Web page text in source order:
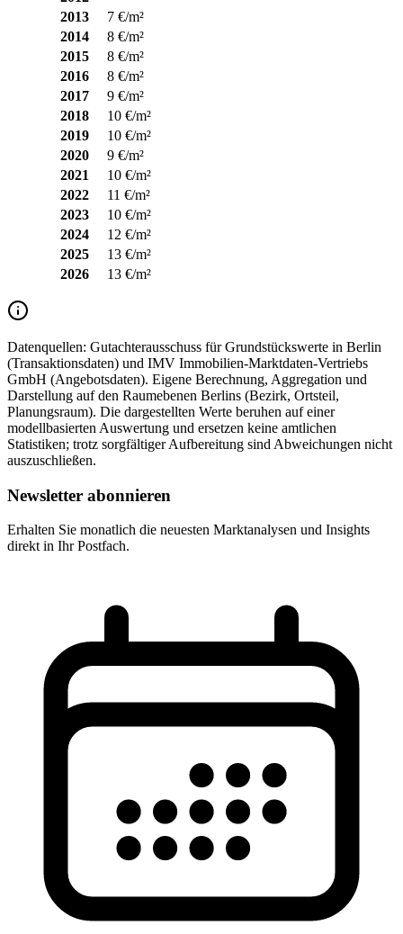
2013
7 €/m²
2014
8 €/m²
2015
8 €/m²
2016
8 €/m²
2017
9 €/m²
2018
10 €/m²
2019
10 €/m²
2020
9 €/m²
2021
10 €/m²
2022
11 €/m²
2023
10 €/m²
2024
12 €/m²
2025
13 €/m²
2026
13 €/m²
Datenquellen: Gutachterausschuss für Grundstückswerte in Berlin
(Transaktionsdaten) und IMV Immobilien-Marktdaten-Vertriebs
GmbH (Angebotsdaten). Eigene Berechnung, Aggregation und
Darstellung auf den Raumebenen Berlins (Bezirk, Ortsteil,
Planungsraum). Die dargestellten Werte beruhen auf einer
modellbasierten Auswertung und ersetzen keine amtlichen
Statistiken; trotz sorgfältiger Aufbereitung sind Abweichungen nicht
auszuschließen.
Newsletter abonnieren
Erhalten Sie monatlich die neuesten Marktanalysen und Insights
direkt in Ihr Postfach.